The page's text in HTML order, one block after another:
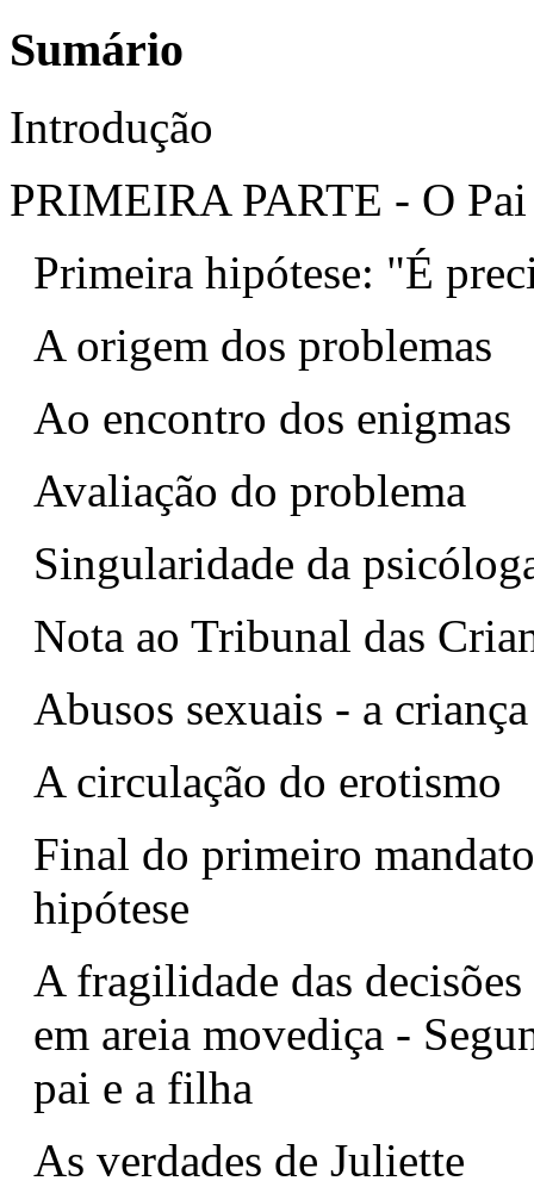
Sumário
Introdução
PRIMEIRA PARTE - O Pai
Primeira hipótese: "É
A origem dos problemas
Ao encontro dos enigmas
Avaliação do problema
Singularidade da
Nota ao Tribunal das
Abusos sexuais - a
A circulação do erotismo
Final do primeiro
hipótese
A fragilidade das
em areia movediça -
pai e a filha
As verdades de Juliette